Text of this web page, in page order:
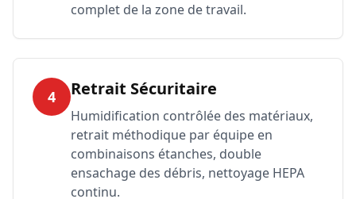
complet de la zone de travail.
4 Retrait Sécuritaire
Humidification contrôlée des matériaux,
retrait méthodique par équipe en
combinaisons étanches, double
ensachage des débris, nettoyage HEPA
continu.